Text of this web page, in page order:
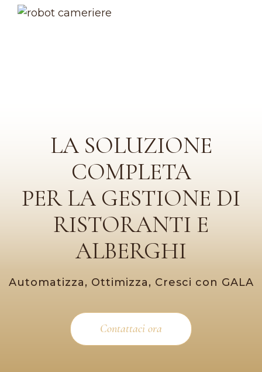
LA SOLUZIONE
COMPLETA
PER LA GESTIONE DI
RISTORANTI E
ALBERGHI
Automatizza, Ottimizza, Cresci con GALA
Contattaci ora